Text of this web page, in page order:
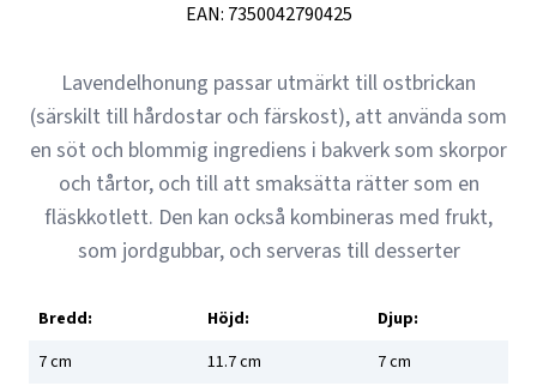
EAN: 7350042790425
Lavendelhonung passar utmärkt till ostbrickan
(särskilt till hårdostar och färskost), att använda som
en söt och blommig ingrediens i bakverk som skorpor
och tårtor, och till att smaksätta rätter som en
fläskkotlett. Den kan också kombineras med frukt,
som jordgubbar, och serveras till desserter
Bredd: Höjd:
Djup:
7cm 11.7cm 7cm